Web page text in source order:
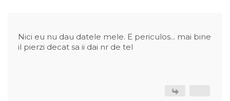
Nici eu nu dau datele mele. E periculos... mai bine
il pierzi decat sa ii dai nr de tel